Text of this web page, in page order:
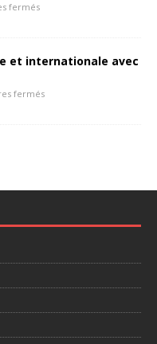
fermés
et internationale avec
fermés